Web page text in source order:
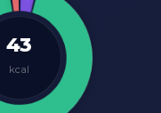
43
kcal